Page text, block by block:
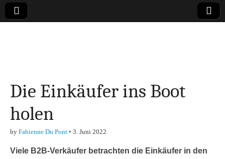
Finanzen,
Marketing-, Vertrieb-
& Investment-Tipps
Die Einkäufer ins Boot
holen
by Fabienne Du Pont • 3. Juni 2022
Viele B2B-Verkäufer betrachten die Einkäufer in den